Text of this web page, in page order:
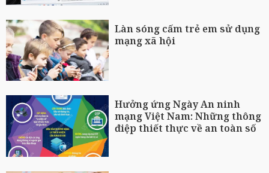
Làn sóng cấm trẻ em sử dụng
mạng xã hội
Hưởng ứng Ngày An ninh
mạng Việt Nam: Những thông
điệp thiết thực về an toàn số